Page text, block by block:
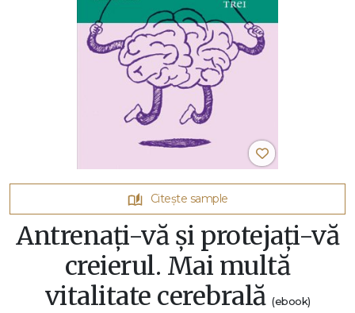
Citește sample
Antrenaţi-vă şi protejaţi-vă
creierul. Mai multă
vitalitate cerebrală (ebook)